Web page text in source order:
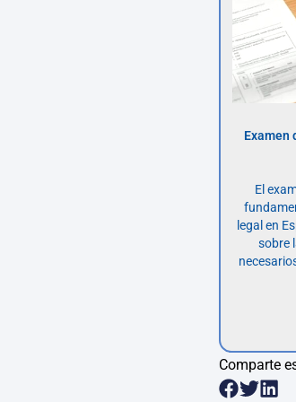
Examen
El
legal en
sobre
Comparte